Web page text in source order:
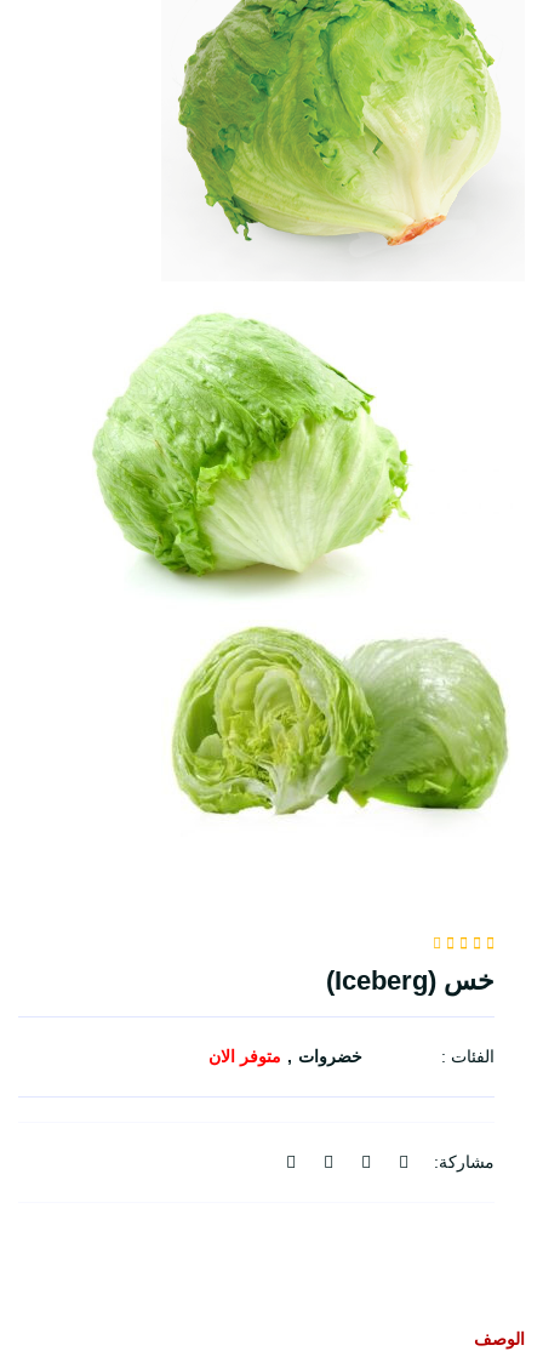
خس (Iceberg)
الفئات : خضروات متوفر الان
مشاركة:
الوصف